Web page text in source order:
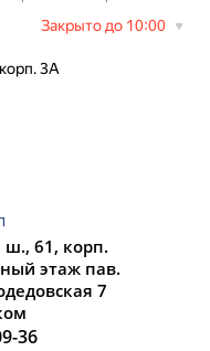
ш., 61, корп.
этаж пав.
7
36